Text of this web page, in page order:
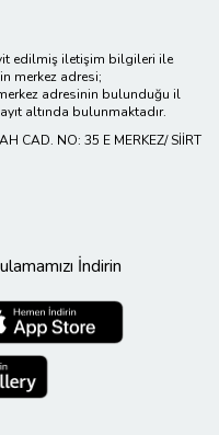
edilmiş iletişim bilgileri ile
merkez adresi;
adresinin bulunduğu il
altında bulunmaktadır.
CAD. NO: 35 E MERKEZ/ SİİRT
İndirin